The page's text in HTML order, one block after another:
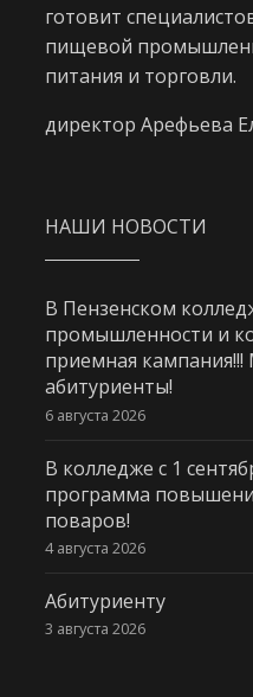
готовит
пищевой
питания и торговли.
директор Арефьева
НАШИ НОВОСТИ
В Пензенском
промышленности и
приемная
абитуриенты!
6 августа 2026
В колледже с 1
программа
поваров!
4 августа 2026
Абитуриенту
3 августа 2026